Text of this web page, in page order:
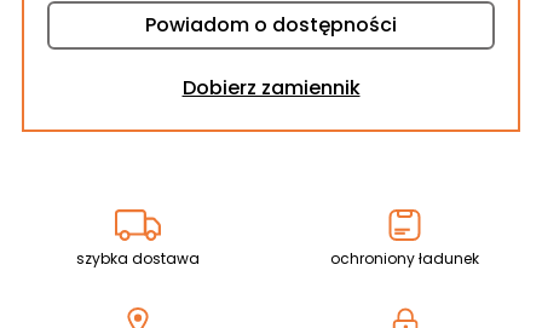
Powiadom o dostępności
Dobierz zamiennik
szybka dostawa ochroniony ładunek